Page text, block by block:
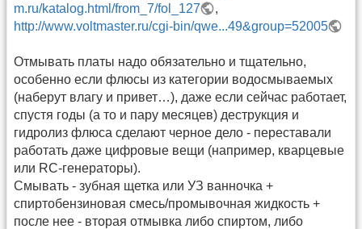
m.ru/katalog.html/from_7/fol_127
,
http://www.voltmaster.ru/cgi-bin/qwe...49&group=52005
Отмывать платы надо обязательно и тщательно,
особенно если флюсы из категории водосмываемых
(наберут влагу и привет…), даже если сейчас работает,
спустя годы (а то и пару месяцев) деструкция и
гидролиз флюса сделают черное дело - переставали
работать даже цифровые вещи (например, кварцевые
или RC-генераторы).
Смывать - зубная щетка или УЗ ванночка +
спиртобензиновая смесь/промывочная жидкость +
после нее - вторая отмывка либо спиртом, либо